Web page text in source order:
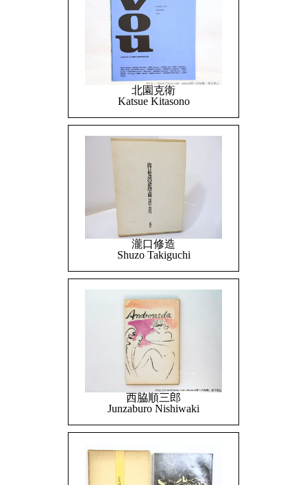
北園克衛
Katsue Kitasono
瀧口修造
Shuzo Takiguchi
西脇順三郎
Junzaburo Nishiwaki